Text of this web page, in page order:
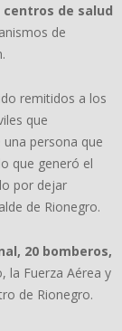
de salud
de
remitidos a los
que
persona que
que generó el
por dejar
de Rionegro.
20 bomberos,
la Fuerza Aérea y
de Rionegro.